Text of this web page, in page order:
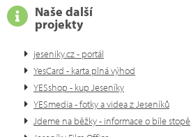
Naše další
projekty
jeseniky.cz - portál
YesCard - karta plná výhod
YESshop - kup Jeseníky
YESmedia - fotky a videa z Jeseníků
Jdeme na běžky - informace o bíle stopě